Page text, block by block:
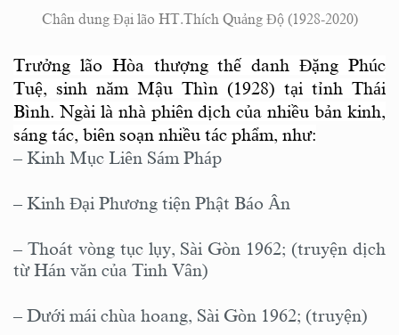
Chân dung Đại lão HT.Thích Quảng Độ (1928-2020)
Trưởng lão Hòa thượng thế danh Đặng Phúc
Tuệ, sinh năm Mậu Thìn (1928) tại tỉnh Thái
Bình. Ngài là nhà phiên dịch của nhiều bản kinh,
sáng tác, biên soạn nhiều tác phẩm, như:
– Kinh Mục Liên Sám Pháp
– Kinh Đại Phương tiện Phật Báo Ân
– Thoát vòng tục lụy, Sài Gòn 1962; (truyện dịch
từ Hán văn của Tinh Vân)
– Dưới mái chùa hoang, Sài Gòn 1962; (truyện)